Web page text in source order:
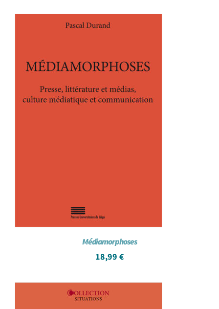
Médiamorphoses
18,99 €